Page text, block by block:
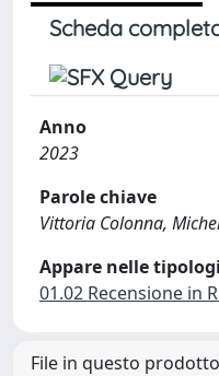
Scheda
Anno
2023
Parole chiave
Vittoria Colonna,
Appare nelle
01.02 Recensione in
File in questo